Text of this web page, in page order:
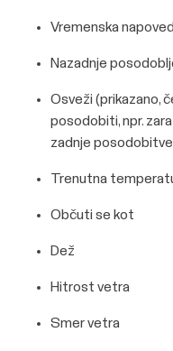
Vremenska
Nazadnje
Osveži (prikazano,
posodobiti, npr.
zadnje
Trenutna
Občuti se kot
Dež
Hitrost vetra
Smer vetra